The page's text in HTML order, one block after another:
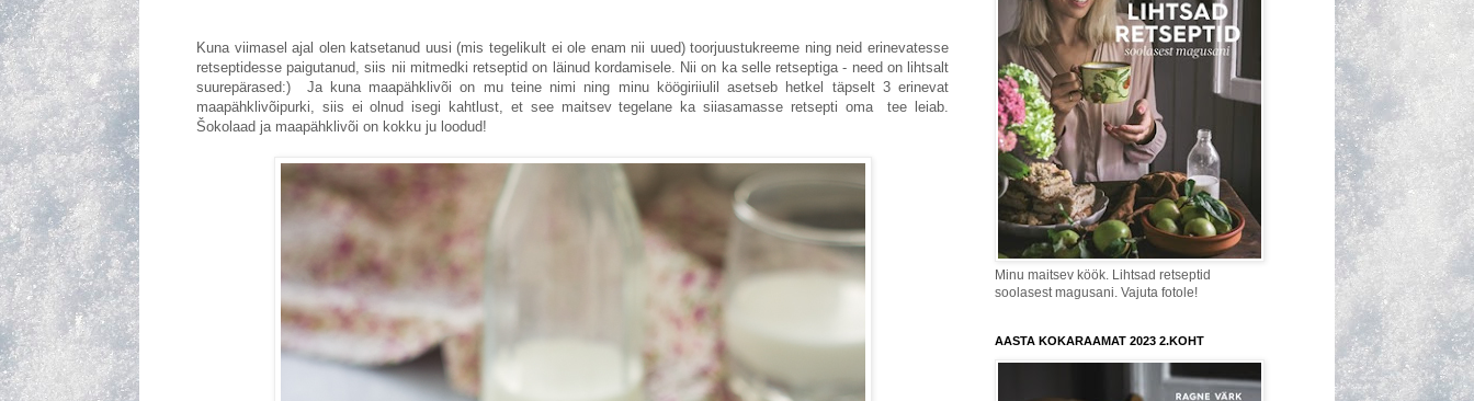
Kuna viimasel ajal olen katsetanud uusi (mis tegelikult ei ole enam nii uued) toorjuustukreeme ning neid erinevatesse
retseptidesse paigutanud, siis nii mitmedki retseptid on läinud kordamisele. Nii on ka selle retseptiga - need on lihtsalt
suurepärased:) Ja kuna maapähklivõi on mu teine nimi ning minu köögiriiulil asetseb hetkel täpselt 3 erinevat
maapähklivõipurki, siis ei olnud isegi kahtlust, et see maitsev tegelane ka siiasamasse retsepti oma tee leiab.
Šokolaad ja maapähklivõi on kokku ju loodud!
Minu maitsev köök. Lihtsad retseptid
soolasest magusani. Vajuta fotole!
AASTA KOKARAAMAT 2023 2.KOHT